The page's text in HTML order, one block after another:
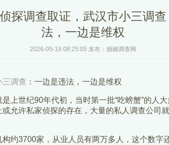
探调查取证，武汉市小三调
法，一边是维权
2026-05-18 08:25:05 发布：婚姻调查网
三调查 ：一边是违法，一边是维权
世纪90年代初，当时第一批“吃螃蟹”的人
允许私家侦探的存在，大量的私人调查公司
3700家，从业人员有两万多人，这个数字